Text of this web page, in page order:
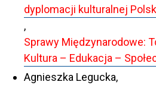
dyplomacji kulturalnej
,
Sprawy Międzynarodowe:
Kultura – Edukacja –
Agnieszka Legucka,